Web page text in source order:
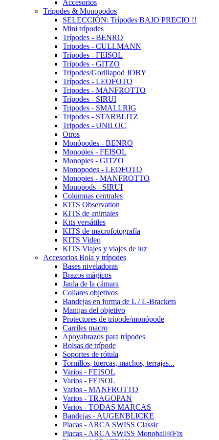
Accesorios
Trípodes & Monopodos
SELECCIÓN: Trípodes BAJO PRECIO !!
Mini trípodes
Trípodes - BENRO
Tripodes - CULLMANN
Trípodes - FEISOL
Trípodes - GITZO
Tripodes/Gorillapod JOBY
Trípodes - LEOFOTO
Tripodes - MANFROTTO
Trípodes - SIRUI
Tripodes - SMALLRIG
Tripodes - STARBLITZ
Tripodes - UNILOC
Otros
Monópodes - BENRO
Monopies - FEISOL
Monopies - GITZO
Monopodes - LEOFOTO
Monopies - MANFROTTO
Monopods - SIRUI
Columnas centrales
KITS Observation
KITS de animales
Kits versátiles
KITS de macrofotografía
KITS Video
KITS Viajes y viajes de luz
Accesorios Bola y trípodes
Bases niveladoras
Brazos mágicos
Jaula de la cámara
Collares objetivos
Bandejas en forma de L / L-Brackets
Manijas del objetivo
Protectores de trípode/monópode
Carriles macro
Apoyabrazos para trípodes
Bolsas de trípode
Soportes de rótula
Tornillos, tuercas, machos, terrajas...
Varios - FEISOL
Varios - FEISOL
Varios - MANFROTTO
Varios - TRAGOPAN
Varios - TODAS MARCAS
Bandejas - AUGENBLICKE
Placas - ARCA SWISS Classic
Placas - ARCA SWISS Monoball®Fix